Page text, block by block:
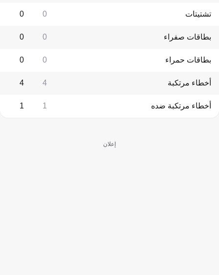
تشتيتات 0
0
بطاقات صفراء 0
0
بطاقات حمراء 0
0
أخطاء مرتكبة 4
4
أخطاء مرتكبة ضده 1
1
إعلان